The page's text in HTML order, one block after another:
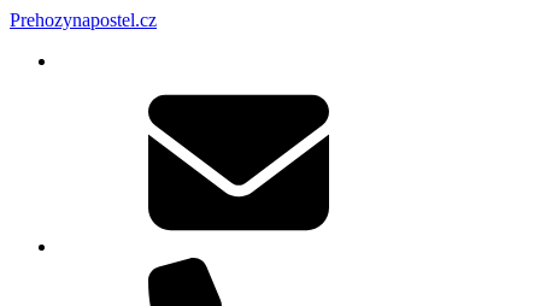
Prehozynapostel.cz